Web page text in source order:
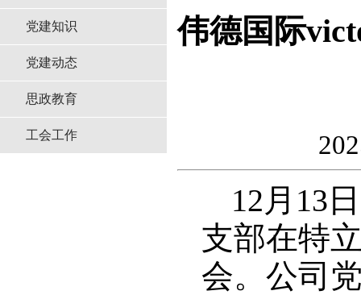
党建知识
党建动态
思政教育
工会工作
伟德国际
12月13
支部在特
会。公司